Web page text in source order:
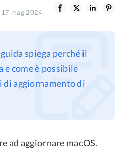
mag 2024
spiega perché il
e come è possibile
aggiornamento di
ad aggiornare macOS.